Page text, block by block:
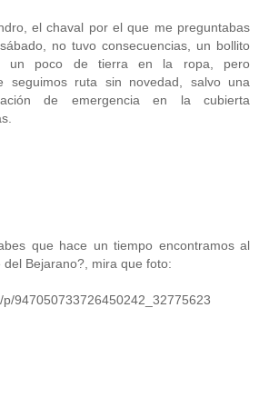
el chaval por el que me preguntabas
no tuvo consecuencias, un bollito
un poco de tierra en la ropa, pero
seguimos ruta sin novedad, salvo una
de emergencia en la cubierta
que hace un tiempo encontramos al
Bejarano?, mira que foto:
947050733726450242_32775623